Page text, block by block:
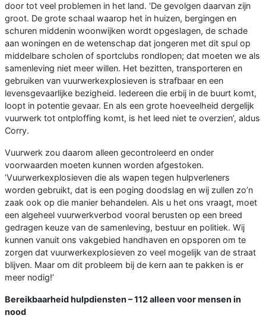
door tot veel problemen in het land. ‘De gevolgen daarvan zijn
groot. De grote schaal waarop het in huizen, bergingen en
schuren middenin woonwijken wordt opgeslagen, de schade
aan woningen en de wetenschap dat jongeren met dit spul op
middelbare scholen of sportclubs rondlopen; dat moeten we als
samenleving niet meer willen. Het bezitten, transporteren en
gebruiken van vuurwerkexplosieven is strafbaar en een
levensgevaarlijke bezigheid. Iedereen die erbij in de buurt komt,
loopt in potentie gevaar. En als een grote hoeveelheid dergelijk
vuurwerk tot ontploffing komt, is het leed niet te overzien’, aldus
Corry.
Vuurwerk zou daarom alleen gecontroleerd en onder
voorwaarden moeten kunnen worden afgestoken.
‘Vuurwerkexplosieven die als wapen tegen hulpverleners
worden gebruikt, dat is een poging doodslag en wij zullen zo’n
zaak ook op die manier behandelen. Als u het ons vraagt, moet
een algeheel vuurwerkverbod vooral berusten op een breed
gedragen keuze van de samenleving, bestuur en politiek. Wij
kunnen vanuit ons vakgebied handhaven en opsporen om te
zorgen dat vuurwerkexplosieven zo veel mogelijk van de straat
blijven. Maar om dit probleem bij de kern aan te pakken is er
meer nodig!’
Bereikbaarheid hulpdiensten – 112 alleen voor mensen in
nood